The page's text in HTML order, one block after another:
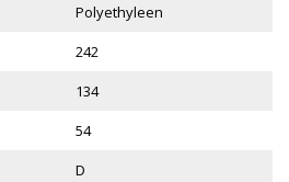
Polyethyleen
242
134
54
D